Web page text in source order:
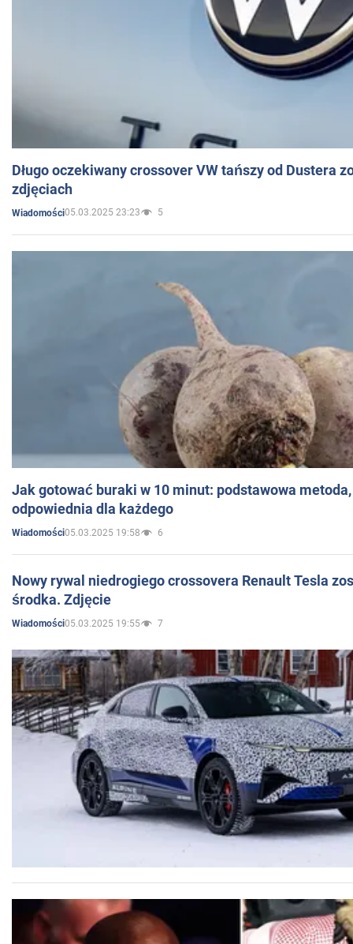
Długo oczekiwany crossover VW tańszy od Dustera
zdjęciach
Wiadomości05.03.2025 23:23 5
Jak gotować buraki w 10 minut: podstawowa
odpowiednia dla każdego
Wiadomości05.03.2025 19:58 6
Nowy rywal niedrogiego crossovera Renault Tesla
środka. Zdjęcie
Wiadomości05.03.2025 19:55 7